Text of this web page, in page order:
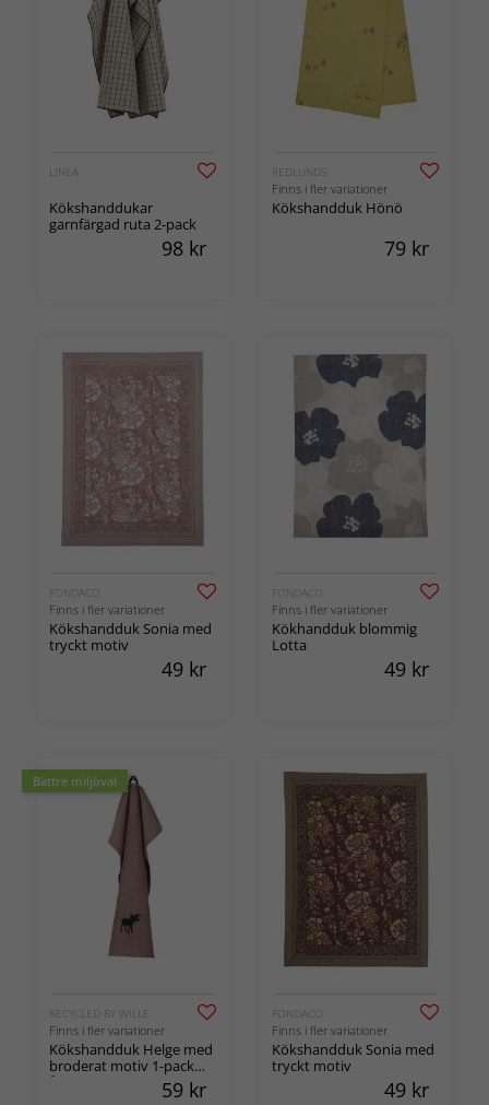
LINEA
Kökshanddukar
garnfärgad ruta 2-pack
98 kr
REDLUNDS
Finns i fler variationer
Kökshandduk Hönö
79 kr
FONDACO
Finns i fler variationer
Kökshandduk Sonia med
tryckt motiv
49 kr
FONDACO
Finns i fler variationer
Kökhandduk blommig
Lotta
49 kr
Bättre miljöval
RECYCLED BY WILLE
Finns i fler variationer
Kökshandduk Helge med
broderat motiv 1-pack
återvunnen
59 kr
FONDACO
Finns i fler variationer
Kökshandduk Sonia med
tryckt motiv
49 kr